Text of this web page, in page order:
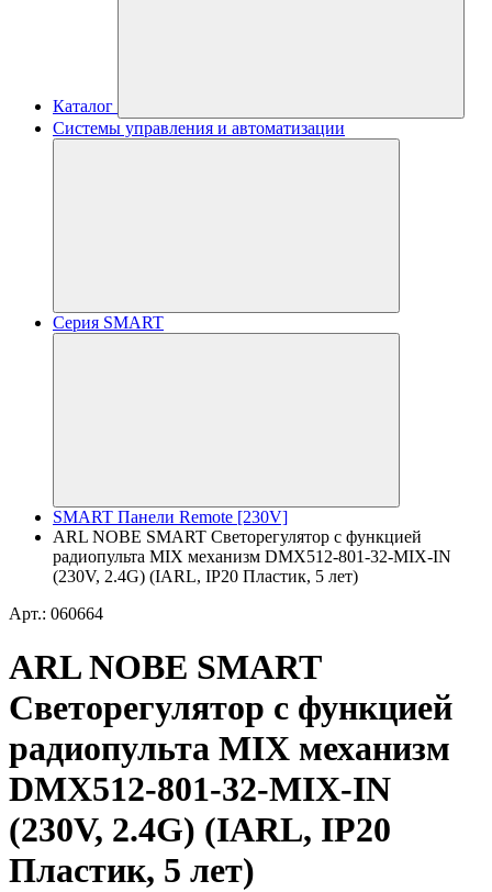
Каталог
Системы управления и автоматизации
Серия SMART
SMART Панели Remote [230V]
ARL NOBE SMART Светорегулятор с функцией
радиопульта MIX механизм DMX512-801-32-MIX-IN
(230V, 2.4G) (IARL, IP20 Пластик, 5 лет)
Арт.: 060664
ARL NOBE SMART
Светорегулятор с функцией
радиопульта MIX механизм
DMX512-801-32-MIX-IN
(230V, 2.4G) (IARL, IP20
Пластик, 5 лет)